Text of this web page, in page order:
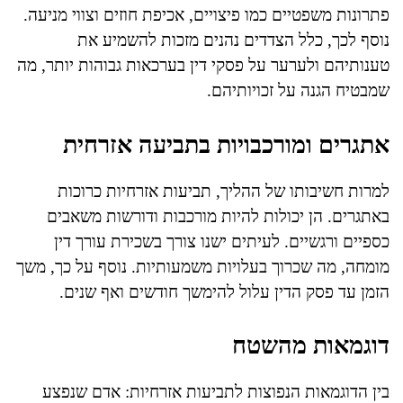
פתרונות משפטיים כמו פיצויים, אכיפת חוזים וצווי מניעה.
נוסף לכך, כלל הצדדים נהנים מזכות להשמיע את
טענותיהם ולערער על פסקי דין בערכאות גבוהות יותר, מה
שמבטיח הגנה על זכויותיהם.
אתגרים ומורכבויות בתביעה אזרחית
למרות חשיבותו של ההליך, תביעות אזרחיות כרוכות
באתגרים. הן יכולות להיות מורכבות ודורשות משאבים
כספיים ורגשיים. לעיתים ישנו צורך בשכירת עורך דין
מומחה, מה שכרוך בעלויות משמעותיות. נוסף על כך, משך
הזמן עד פסק הדין עלול להימשך חודשים ואף שנים.
דוגמאות מהשטח
בין הדוגמאות הנפוצות לתביעות אזרחיות: אדם שנפצע